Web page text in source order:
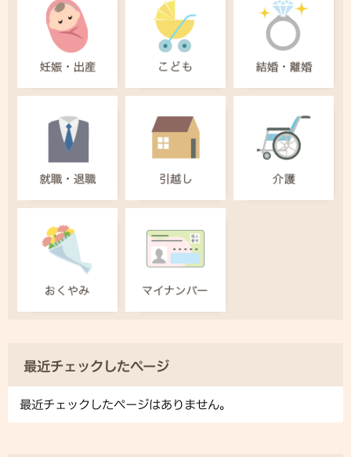
最近チェックしたページ
最近チェックしたページはありません。